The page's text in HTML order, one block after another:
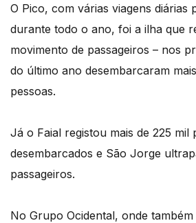
O Pico, com várias viagens diárias
durante todo o ano, foi a ilha que
movimento de passageiros – nos
do último ano desembarcaram
pessoas.
Já o Faial registou mais de 225 mil
desembarcados e São Jorge
passageiros.
No Grupo Ocidental, onde também